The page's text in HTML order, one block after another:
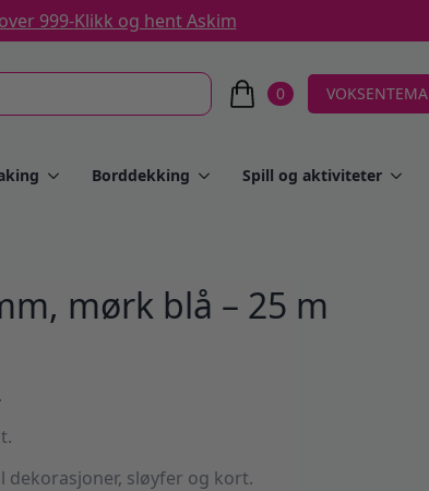
999-Klikk og hent Askim
0 VOKSENTEMA
Borddekking Spill og aktiviteter
mørk blå – 25 m
sløyfer og kort.